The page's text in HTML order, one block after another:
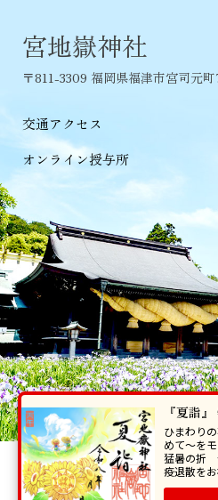
宮地嶽神社
〒811-3309 福岡県福津市宮司元町
交通アクセス
オンライン授与所
当ホームページで掲載の写真・イラス
禁じます。
『夏詣
ひまわり
めて〜を
猛暑の折
疫退散をお